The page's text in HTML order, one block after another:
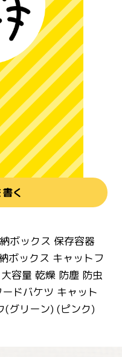
く
ボックス 保存容器
ボックス キャットフ
容量 乾燥 防塵 防虫
ドバケツ キャット
(グリーン) (ピンク)